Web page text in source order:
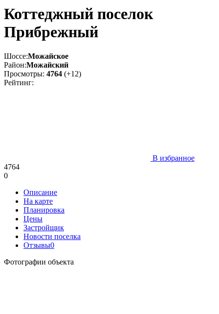
Коттеджный поселок
Прибрежный
Шоссе:Можайское
Район:Можайский
Просмотры: 4764 (+12)
Рейтинг:
В избранное
4764
0
Описание
На карте
Планировка
Цены
Застройщик
Новости поселка
Отзывы0
Фотографии объекта